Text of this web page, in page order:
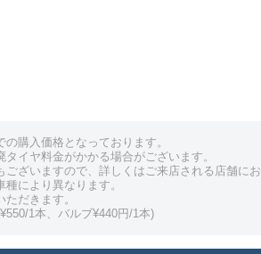
購入価格となっております。
イヤ料金がかかる場合がございます。
ざいますので、詳しくはご来店される店舗にお
により異なります。
だきます。
1本、バルブ¥440円/1本)